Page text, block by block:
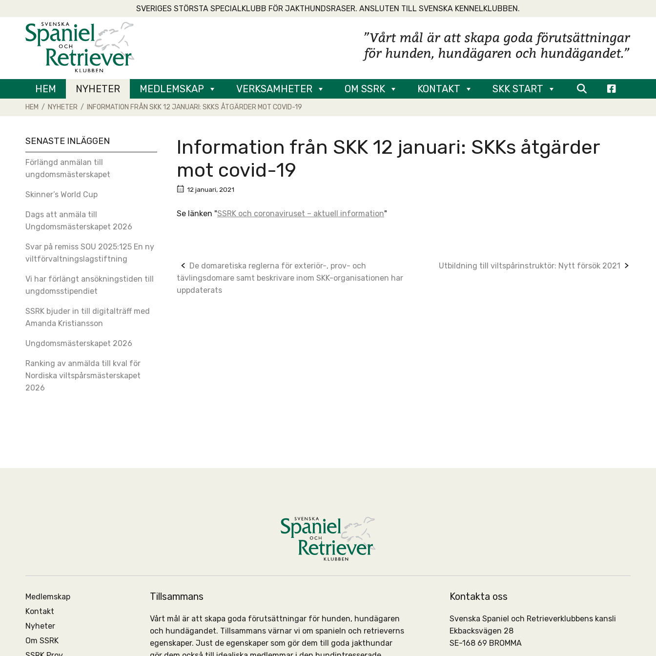
to
content
SVERIGES STÖRSTA SPECIALKLUBB FÖR JAKTHUNDSRASER. ANSLUTEN TILL SVENSKA KENNELKLUBBEN.
Home
HEM NYHETER MEDLEMSKAP VERKSAMHETER OM SSRK KONTAKT SKK START
HEM / NYHETER / INFORMATION FRÅN SKK 12 JANUARI: SKKS ÅTGÄRDER MOT COVID-19
Information från SKK 12 januari: SKKs åtgärder
mot covid-19
12 januari, 2021
Se länken "SSRK och coronaviruset – aktuell information"
Post
navigation
De domaretiska reglerna för exteriör-, prov- och
tävlingsdomare samt beskrivare inom SKK-organisationen har
uppdaterats
Utbildning till viltspårinstruktör: Nytt försök 2021
SENASTE INLÄGGEN
Förlängd anmälan till
ungdomsmästerskapet
Skinner’s World Cup
Dags att anmäla till
Ungdomsmästerskapet 2026
Svar på remiss SOU 2025:125 En ny
viltförvaltningslagstiftning
Vi har förlängt ansökningstiden till
ungdomsstipendiet
SSRK bjuder in till digitalträff med
Amanda Kristiansson
Ungdomsmästerskapet 2026
Ranking av anmälda till kval för
Nordiska viltspårsmästerskapet
2026
Medlemskap
Kontakt
Nyheter
Om SSRK
Tillsammans
Vårt mål är att skapa goda förutsättningar för hunden, hundägaren
och hundägandet. Tillsammans värnar vi om spanieln och retrieverns
egenskaper. Just de egenskaper som gör dem till goda jakthundar
Kontakta oss
Svenska Spaniel och Retrieverklubbens kansli
Ekbacksvägen 28
SE-168 69 BROMMA